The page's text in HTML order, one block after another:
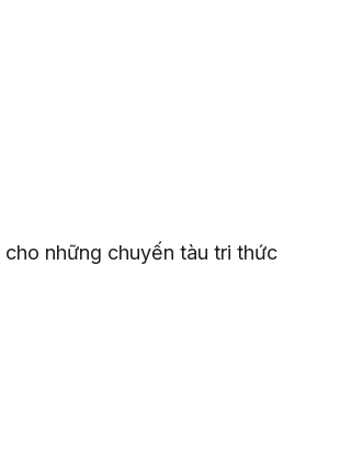
những chuyến tàu tri thức